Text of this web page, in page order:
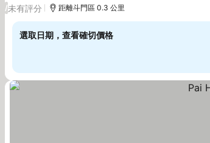
/未有評分 距離斗門區 0.3 公里
選取日期，查看確切價格